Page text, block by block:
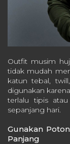
Outfit musim
tidak mudah
katun tebal,
digunakan
terlalu tipis
sepanjang hari.
Gunakan
Panjang